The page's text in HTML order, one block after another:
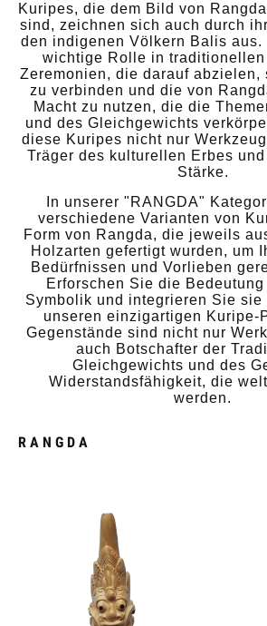
Kuripes, die dem Bild von
sind, zeichnen sich auch durch
den indigenen Völkern Balis
wichtige Rolle in traditionellen
Zeremonien, die darauf abzielen,
zu verbinden und die von
Macht zu nutzen, die die
und des Gleichgewichts
diese Kuripes nicht nur
Träger des kulturellen Erbes
Stärke.
In unserer "RANGDA"
verschiedene Varianten von
Form von Rangda, die jeweils
Holzarten gefertigt wurden, um
Bedürfnissen und Vorlieben
Erforschen Sie die
Symbolik und integrieren Sie sie
unseren einzigartigen Kuripe-
Gegenstände sind nicht nur
auch Botschafter der
Gleichgewichts und des
Widerstandsfähigkeit, die
werden.
RANGDA